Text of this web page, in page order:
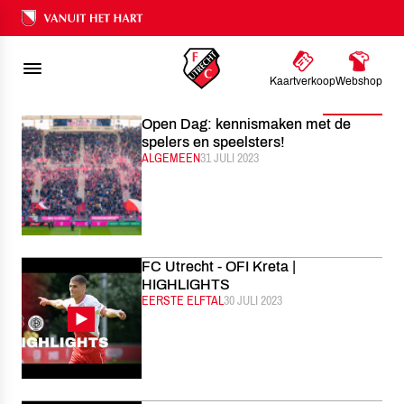
Ons nalatenschap
KaartverkoopWebshop
FC UTRECHT NIEUWS
Open Dag: kennismaken met de
spelers en speelsters!
CATEGORIE:
ALGEMEENGEPUBLICEERD:
31 JULI 2023
FC Utrecht - OFI Kreta |
HIGHLIGHTS
CATEGORIE:
EERSTE ELFTALGEPUBLICEERD:
30 JULI 2023